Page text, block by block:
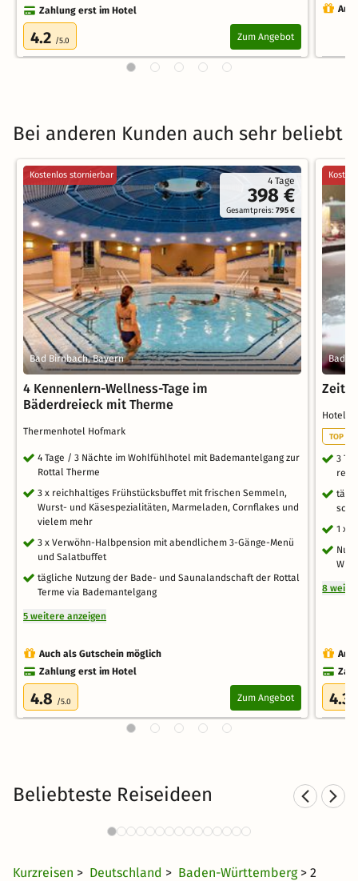
Zahlung erst im Hotel
4.2 /5.0 Zum Angebot
Bei anderen Kunden auch sehr beliebt
4 Tage
398 €
Gesamtpreis:795 €
Kostenlos stornierbar
Bad Birnbach, Bayern
4 Kennenlern-Wellness-Tage im
Bäderdreieck mit Therme
Thermenhotel Hofmark
4 Tage / 3 Nächte im Wohlfühlhotel mit Bademantelgang zur
Rottal Therme
3 x reichhaltiges Frühstücksbuffet mit frischen Semmeln,
Wurst- und Käsespezialitäten, Marmeladen, Cornflakes und
vielem mehr
3 x Verwöhn-Halbpension mit abendlichem 3-Gänge-Menü
und Salatbuffet
tägliche Nutzung der Bade- und Saunalandschaft der Rottal
Terme via Bademantelgang
5 weitere anzeigen
Auch als Gutschein möglich
Zahlung erst im Hotel
4.8 /5.0 Zum Angebot
Bad
Zeit
Hotel
TOP
3
1 x
8
4.3
Beliebteste Reiseideen
Romantische Hotels im
Kurzreisen > Deutschland > Baden-Württemberg > 2